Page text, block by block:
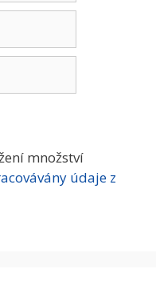
množství
údaje z